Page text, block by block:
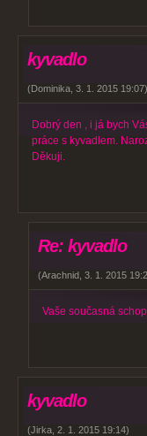
kyvadlo
(Dominika 3. 1. 2015 19:07)
Dobrý den , i já bych
práce s kyvadlem.
Děkuji.
Re: kyvadlo
(Arachnid 3. 1. 2015
Vaše současná
kyvadlo
(Jirka 2. 1. 2015 19:14)